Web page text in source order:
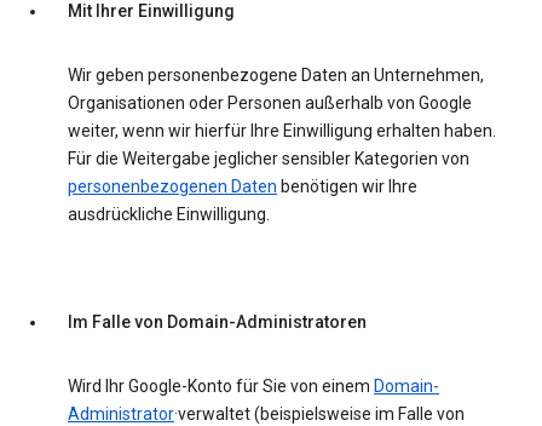
Mit Ihrer Einwilligung
Wir geben personenbezogene Daten an Unternehmen,
Organisationen oder Personen außerhalb von Google
weiter, wenn wir hierfür Ihre Einwilligung erhalten haben.
Für die Weitergabe jeglicher sensibler Kategorien von
personenbezogenen Daten benötigen wir Ihre
ausdrückliche Einwilligung.
Im Falle von Domain-Administratoren
Wird Ihr Google-Konto für Sie von einem Domain-
Administrator·verwaltet (beispielsweise im Falle von